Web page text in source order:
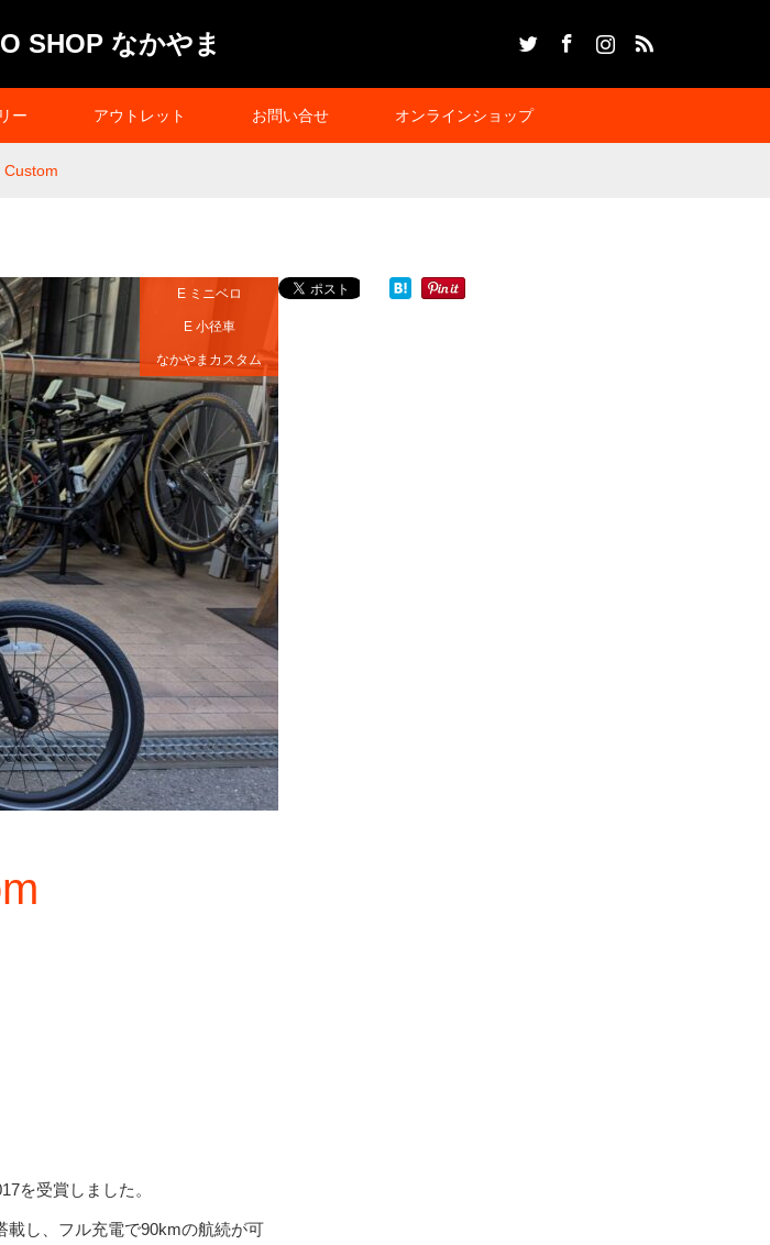
SHOP なかやま
ー アウトレット お問い合せ オンラインショップ
Custom
E ミニベロ
E 小径車
なかやまカスタム
を受賞しました。
載し、フル充電で90kmの航続が可